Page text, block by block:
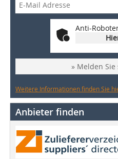
Anti-
» Melden
Weitere Informationen finden Sie
Anbieter finden